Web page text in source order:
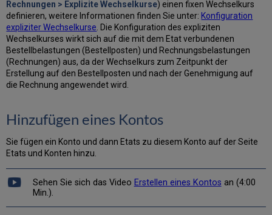
Rechnungen > Explizite Wechselkurse) einen fixen Wechselkurs
definieren, weitere Informationen finden Sie unter: Konfiguration
expliziter Wechselkurse. Die Konfiguration des expliziten
Wechselkurses wirkt sich auf die mit dem Etat verbundenen
Bestellbelastungen (Bestellposten) und Rechnungsbelastungen
(Rechnungen) aus, da der Wechselkurs zum Zeitpunkt der
Erstellung auf den Bestellposten und nach der Genehmigung auf
die Rechnung angewendet wird.
Hinzufügen eines Kontos
Sie fügen ein Konto und dann Etats zu diesem Konto auf der Seite
Etats und Konten hinzu.
Sehen Sie sich das Video Erstellen eines Kontos an (4:00
Min.).